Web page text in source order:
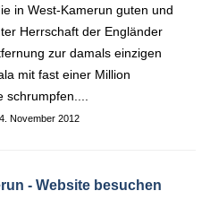
in West-Kamerun guten und
Herrschaft der Engländer
zur damals einzigen
mit fast einer Million
November 2012
- Website besuchen